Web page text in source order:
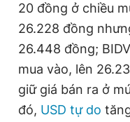
Thông tin tòa soạn
20 đồng ở chiều
26.228 đồng
26.448 đồng;
mua vào, lên
giữ giá bán ra ở
đó, USD tự do